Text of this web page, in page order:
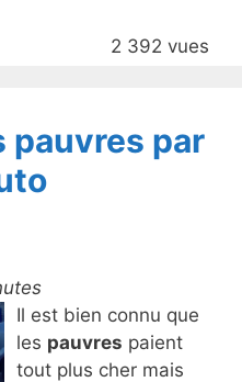
2 392 vues
pauvres par
Il est bien connu que
les pauvres paient
tout plus cher mais